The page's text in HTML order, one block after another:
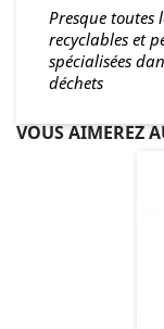
Presque toutes
recyclables et
spécialisées
déchets
VOUS AIMEREZ